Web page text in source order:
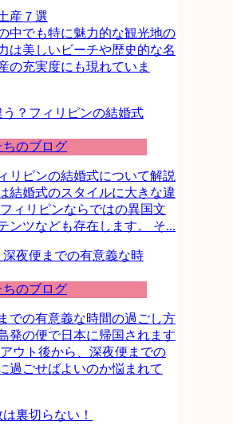
産７選
中でも特に魅力的な観光地の
は美しいビーチや歴史的な名
の充実度にも現れていま
のブログ
リピンの結婚式について解説
結婚式のスタイルに大きな違
ィリピンならではの異国文
ンツなども存在します。 そ...
のブログ
での有意義な時間の過ごし方
発の便で日本に帰国されます
ウト後から、深夜便までの
過ごせばよいのか悩まれて